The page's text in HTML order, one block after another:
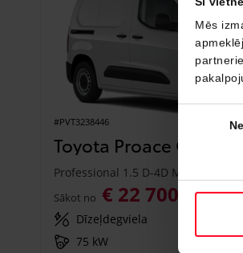
Mēs
Piekrišanas
#PVT3238446
Toyota Proace City
Professional 1.5 D-4D M/T
Sākot no € 22 700 € 25 150
Dīzeļdegviela
75 kW